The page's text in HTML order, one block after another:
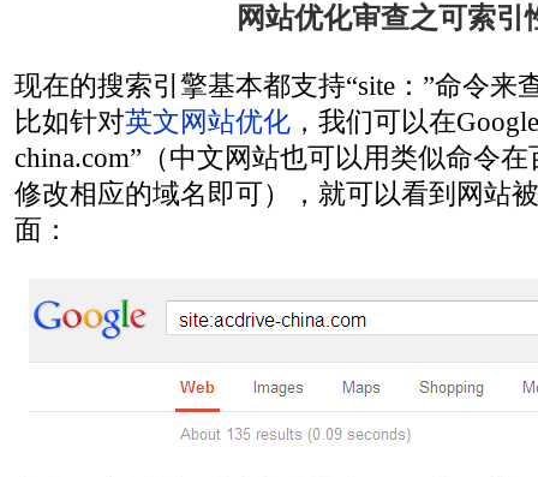
网站优化审查之可索引
现在的搜索引擎基本都支持“site：”命令来
比如针对英文网站优化 ，我们可以在
china.com”（中文网站也可以用类似命令
修改相应的域名即可），就可以看到网站
面：